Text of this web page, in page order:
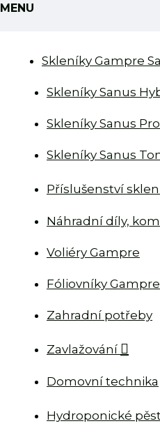
MENU
Skleníky Gampre
Skleníky Sanus
Skleníky Sanus
Skleníky Sanus
Příslušenství
Náhradní díly,
Voliéry Gampre
Fóliovníky Gampre
Zahradní potřeby
Zavlažování
Domovní technika
Hydroponické